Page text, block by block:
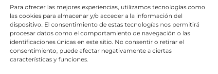
Para ofrecer las mejores experiencias, utilizamos tecnologías como
las cookies para almacenar y/o acceder a la información del
dispositivo. El consentimiento de estas tecnologías nos permitirá
procesar datos como el comportamiento de navegación o las
identificaciones únicas en este sitio. No consentir o retirar el
consentimiento, puede afectar negativamente a ciertas
características y funciones.
ACTUALIDAD
TIENDA SOLIDARIA
VOLUNTARIADO
CANAL DE DENUNCIAS